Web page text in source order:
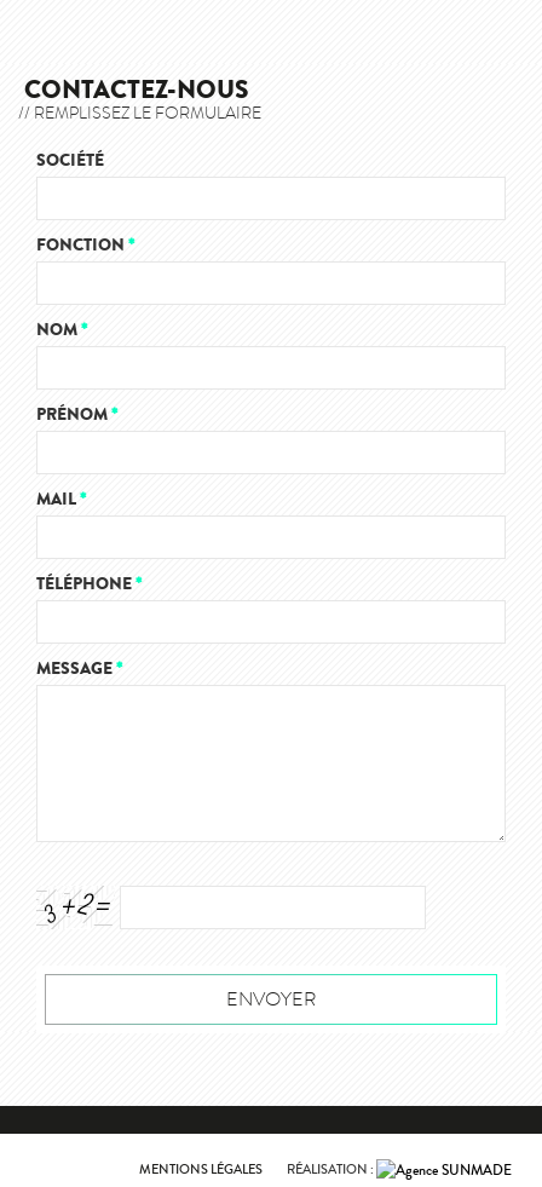
CONTACTEZ-NOUS
// REMPLISSEZ LE FORMULAIRE
SOCIÉTÉ
FONCTION*
NOM*
PRÉNOM*
MAIL*
TÉLÉPHONE*
MESSAGE*
MENTIONS LÉGALES RÉALISATION :